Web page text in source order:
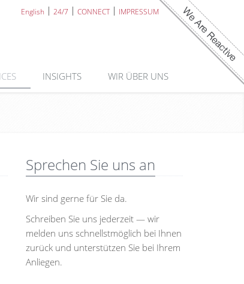
English 24/7 CONNECT IMPRESSUM
INSIGHTS WIR ÜBER UNS
Sprechen Sie uns an
Wir sind gerne für Sie da.
Schreiben Sie uns jederzeit — wir
melden uns schnellstmöglich bei Ihnen
zurück und unterstützen Sie bei Ihrem
Anliegen.